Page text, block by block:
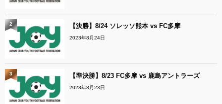
【決勝】8/24 ソレッソ熊本 vs FC多摩
2023年8月24日
2
【準決勝】8/23 FC多摩 vs 鹿島アントラーズ
2023年8月23日
3